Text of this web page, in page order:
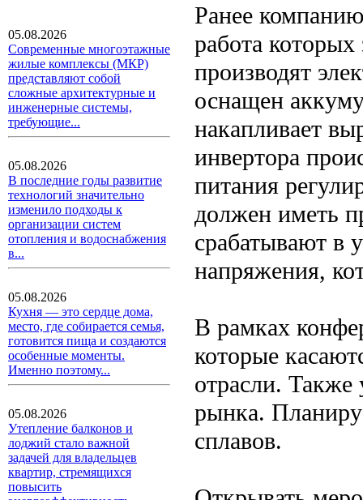
05.08.2026
Современные многоэтажные
жилые комплексы (МКР)
представляют собой
сложные архитектурные и
инженерные системы,
требующие...
05.08.2026
В последние годы развитие
технологий значительно
изменило подходы к
организации систем
отопления и водоснабжения
в...
05.08.2026
Кухня — это сердце дома,
место, где собирается семья,
готовится пища и создаются
особенные моменты.
Именно поэтому...
05.08.2026
Утепление балконов и
лоджий стало важной
задачей для владельцев
квартир, стремящихся
повысить
Ранее
работа
производят
оснащен
накапливает
инвертора
питания
должен иметь
срабатывают в
напряжения,
В рамках
которые
отрасли. Также
рынка.
сплавов.